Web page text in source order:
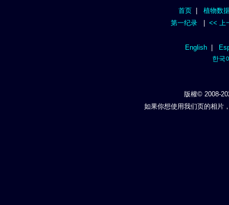
首页
植物数
第一纪录| << 上
English|
한국
版權© 2008-
如果你想使用我们页的相片